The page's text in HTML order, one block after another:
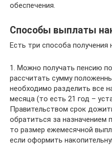
обеспечения.
Способы выплаты
Есть три способа получения
1. Можно получать пенсию
рассчитать сумму
необходимо разделить все
месяца (то есть 21 год –
Правительством срок
обратиться за назначением
то размер ежемесячной
если оформить